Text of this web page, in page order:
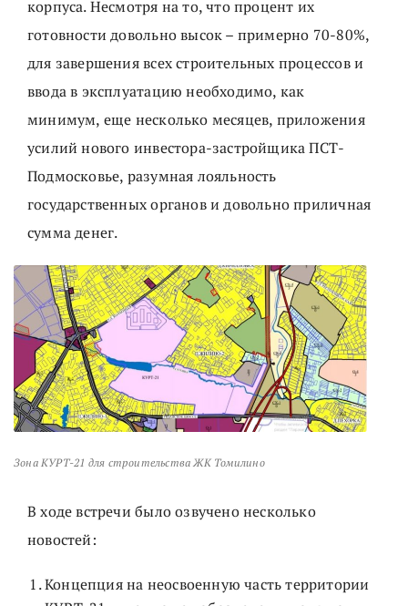
корпуса. Несмотря на то, что процент их
готовности довольно высок – примерно 70-80%,
для завершения всех строительных процессов и
ввода в эксплуатацию необходимо, как
минимум, еще несколько месяцев, приложения
усилий нового инвестора-застройщика ПСТ-
Подмосковье, разумная лояльность
государственных органов и довольно приличная
сумма денег.
Зона КУРТ-21 для строительства ЖК Томилино
В ходе встречи было озвучено несколько
новостей:
Концепция на неосвоенную часть территории